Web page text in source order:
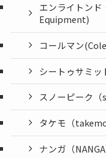
エンライトン
Equipment)
コールマン
シートゥサミッ
スノーピーク（
タケモ（takemo
ナンガ（NANGA